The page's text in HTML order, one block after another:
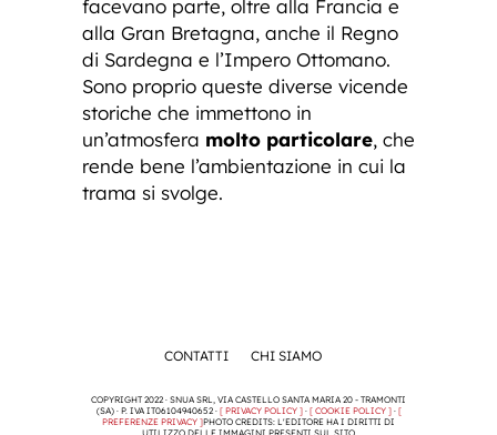
facevano parte, oltre alla Francia e
alla Gran Bretagna, anche il Regno
di Sardegna e l’Impero Ottomano.
Sono proprio queste diverse vicende
storiche che immettono in
un’atmosfera molto particolare, che
rende bene l’ambientazione in cui la
trama si svolge.
CONTATTI CHI SIAMO
COPYRIGHT 2022 · SNUA SRL, VIA CASTELLO SANTA MARIA 20 - TRAMONTI
(SA) · P. IVA IT06104940652 · [ PRIVACY POLICY ]· [ COOKIE POLICY ]· [
PREFERENZE PRIVACY ]PHOTO CREDITS: L'EDITORE HA I DIRITTI DI